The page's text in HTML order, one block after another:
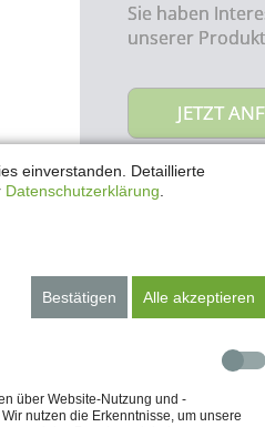
Sie haben
unserer
JETZT
Unsere Referenzen
in Berlin:
Nähere Informationen
können Sie gerne bei
einverstanden. Detaillierte
Datenschutzerklärung
Bestätigen Alle akzeptieren
über Website-Nutzung und -
nutzen die Erkenntnisse, um unsere